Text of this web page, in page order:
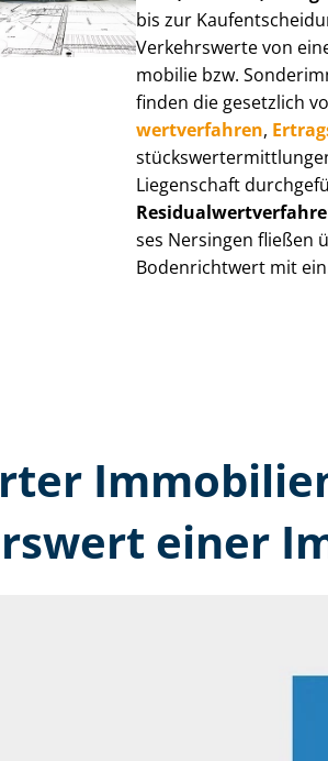
bis zur
Verkehrswerte von
mo­bi­lie bzw.
finden die gesetzlich
wert­ver­fah­ren,
Liegenschaft
ses Nersingen fließen
Bodenrichtwert mit
einer